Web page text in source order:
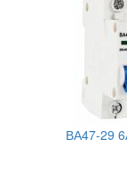
ВА47-29